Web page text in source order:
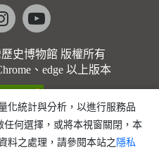
instagramyoutube
史博物館 版權所有
、edge 以上版本
化統計與分析，以進行服務品
何選擇，或將本視窗關閉，本
料之處理，請參閱本站之 隱私